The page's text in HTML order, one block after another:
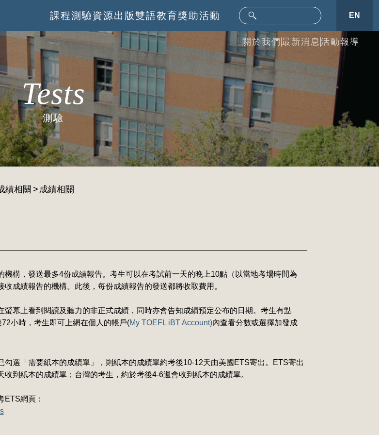
課程測驗資源出版雙語教育獎助活動 EN
關於我們 最新消息 活動報導
Tests
測驗
績相關 成績相關
機構，發送最多4份成績報告。考生可以在考試前一天的晚上10點（以當地考場時間為
成績報告的機構。此後，每份成績報告的發送都將收取費用。
螢幕上看到閱讀及聽力的非正式成績，同時亦會告知成績預定公布的日期。考生有點
小時，考生即可上網在個人的帳戶(My TOEFL iBT Account)內查看分數或選擇加發成
勾選「需要紙本的成績單」，則紙本的成績單約考後10-12天由美國ETS寄出。ETS寄出
到紙本的成績單；台灣的考生，約於考後4-6週會收到紙本的成績單。
ETS網頁：